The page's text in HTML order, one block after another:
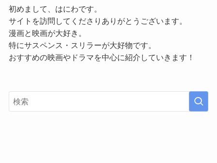
初めまして、はにわです。
サイトを訪問してくださりありがとうございます。
漫画と映画が大好き。
特にサスペンス・スリラーが大好物です。
おすすめの映画やドラマを中心に紹介していきます！